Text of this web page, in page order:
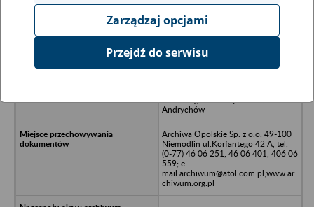
Ukryj wszystkie pozycje bazy
Okręgowe Przedsiębiorstwo
Andrychów
Archiwa Opolskie Sp. z o.o. 49-100
Niemodlin ul.Korfantego 42 A, tel.
(0-77) 46 06 251, 46 06 401, 406 06
559; e-
mail:archiwum@atol.com.pl;www.ar
chiwum.org.pl
Zarządzaj opcjami
Przejdź do serwisu